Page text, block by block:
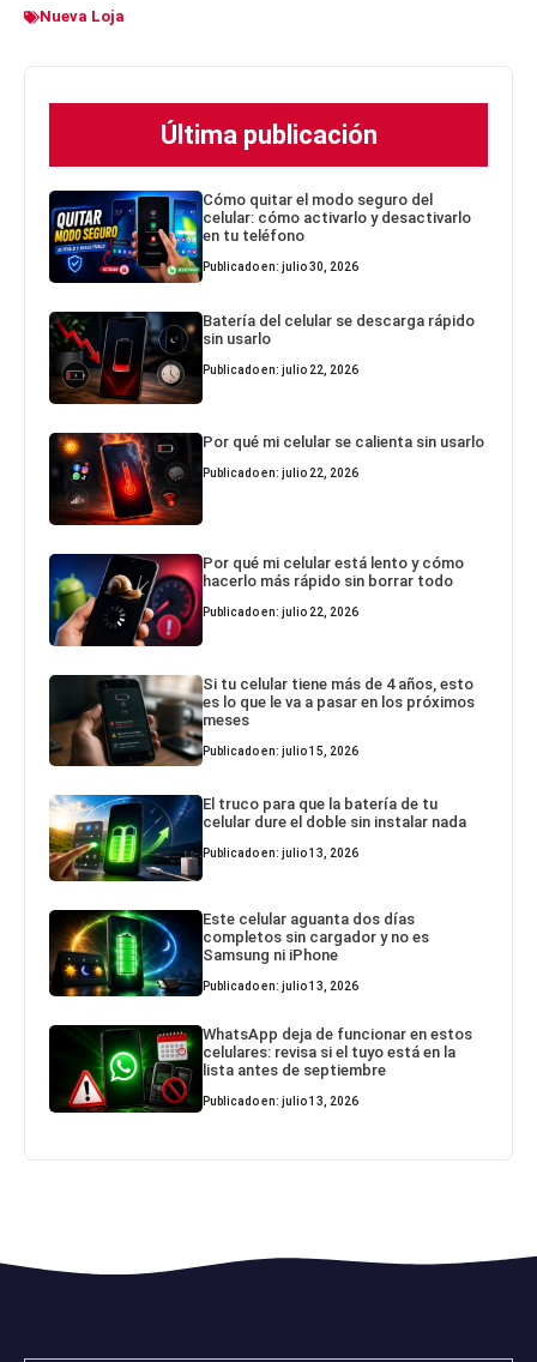
Nueva Loja
Última publicación
Cómo quitar el modo seguro del
celular: cómo activarlo y desactivarlo
en tu teléfono
Publicado en: julio 30, 2026
Batería del celular se descarga rápido
sin usarlo
Publicado en: julio 22, 2026
Por qué mi celular se calienta sin usarlo
Publicado en: julio 22, 2026
Por qué mi celular está lento y cómo
hacerlo más rápido sin borrar todo
Publicado en: julio 22, 2026
Si tu celular tiene más de 4 años, esto
es lo que le va a pasar en los próximos
meses
Publicado en: julio 15, 2026
El truco para que la batería de tu
celular dure el doble sin instalar nada
Publicado en: julio 13, 2026
Este celular aguanta dos días
completos sin cargador y no es
Samsung ni iPhone
Publicado en: julio 13, 2026
WhatsApp deja de funcionar en estos
celulares: revisa si el tuyo está en la
lista antes de septiembre
Publicado en: julio 13, 2026